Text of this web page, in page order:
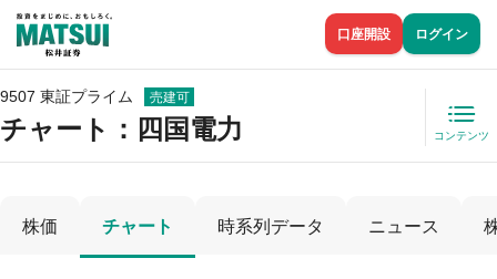
口座開設 ログイン
9507 東証プライム 売建可
チャート： 四国電力 コンテンツ
株価 チャート 時系列データ ニュース